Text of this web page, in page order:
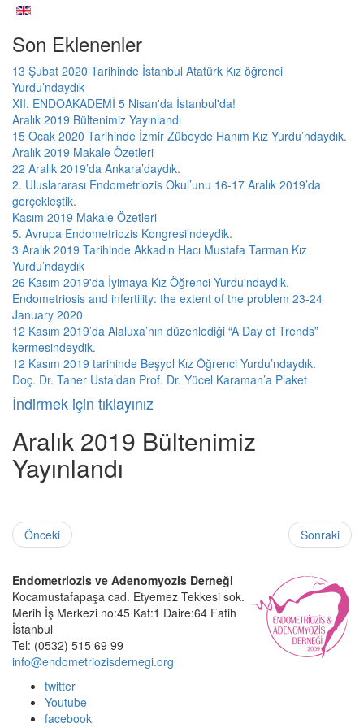
Son Eklenenler
13 Şubat 2020 Tarihinde İstanbul Atatürk Kız öğrenci
Yurdu’ndaydık
XII. ENDOAKADEMİ 5 Nisan'da İstanbul'da!
Aralık 2019 Bültenimiz Yayınlandı
15 Ocak 2020 Tarihinde İzmir Zübeyde Hanım Kız Yurdu’ndaydık.
Aralık 2019 Makale Özetleri
22 Aralık 2019’da Ankara’daydık.
2. Uluslararası Endometriozis Okul’unu 16-17 Aralık 2019’da
gerçekleştik.
Kasım 2019 Makale Özetleri
5. Avrupa Endometriozis Kongresi’ndeydik.
3 Aralık 2019 Tarihinde Akkadın Hacı Mustafa Tarman Kız
Yurdu’ndaydık
26 Kasım 2019'da İyimaya Kız Öğrenci Yurdu'ndaydık.
Endometriosis and infertility: the extent of the problem 23-24
January 2020
12 Kasım 2019’da Alaluxa’nın düzenlediği “A Day of Trends”
kermesindeydik.
12 Kasım 2019 tarihinde Beşyol Kız Öğrenci Yurdu’ndaydık.
Doç. Dr. Taner Usta’dan Prof. Dr. Yücel Karaman’a Plaket
İndirmek için tıklayınız
Aralık 2019 Bültenimiz
Yayınlandı
Önceki Sonraki
Endometriozis ve Adenomyozis Derneği
Kocamustafapaşa cad. Etyemez Tekkesi sok.
Merih İş Merkezi no:45 Kat:1 Daire:64 Fatih
İstanbul
Tel: (0532) 515 69 99
info@endometriozisdernegi.org
twitter
Youtube
facebook